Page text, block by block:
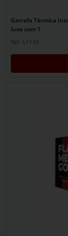
Garrafa Térmica
luva com 1
Ref: 41135